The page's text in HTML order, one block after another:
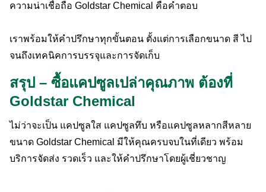
ความน่าเชื่อถือ Goldstar Chemical คือคำตอบ
เราพร้อมให้คำปรึกษาทุกขั้นตอน ตั้งแต่การเลือกขนาด สี ไป
จนถึงเทคนิคการบรรจุและการจัดเก็บ
สรุป – ซื้อแคปซูลเปล่าคุณภาพ ต้องที่
Goldstar Chemical
ไม่ว่าจะเป็น แคปซูลใส แคปซูลทึบ หรือแคปซูลหลากสีหลาย
ขนาด Goldstar Chemical มีให้คุณครบจบในที่เดียว พร้อม
บริการจัดส่ง รวดเร็ว และให้คำปรึกษาโดยผู้เชี่ยวชาญ